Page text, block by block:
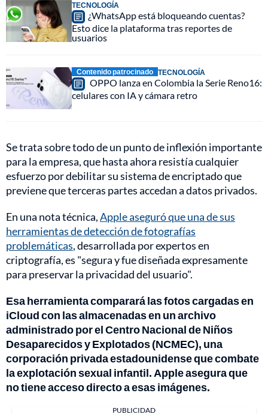
TECNOLOGÍA
¿WhatsApp está bloqueando cuentas?
Esto dice la plataforma tras reportes de
usuarios
Contenido patrocinado TECNOLOGÍA
OPPO lanza en Colombia la Serie Reno16:
celulares con IA y cámara retro
Se trata sobre todo de un punto de inflexión importante
para la empresa, que hasta ahora resistía cualquier
esfuerzo por debilitar su sistema de encriptado que
previene que terceras partes accedan a datos privados.
En una nota técnica,Apple aseguró que una de sus
herramientas de detección de fotografías
problemáticas, desarrollada por expertos en
criptografía, es "segura y fue diseñada expresamente
para preservar la privacidad del usuario".
Esa herramienta comparará las fotos cargadas en
iCloud con las almacenadas en un archivo
administrado por el Centro Nacional de Niños
Desaparecidos y Explotados (NCMEC), una
corporación privada estadounidense que combate
la explotación sexual infantil. Apple asegura que
no tiene acceso directo a esas imágenes.
PUBLICIDAD